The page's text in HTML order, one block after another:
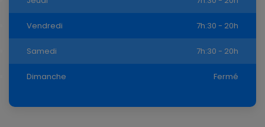
Vendredi 7h:30 - 20h
Samedi 7h:30 - 20h
Dimanche Fermé